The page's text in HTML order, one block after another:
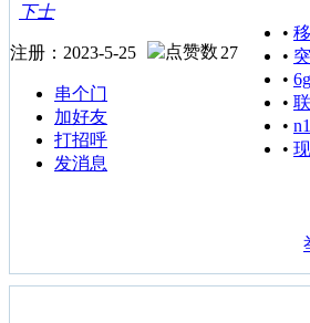
下士
注册：2023-5-25 27
串个门
加好友
打招呼
发消息
•
•
•
•
•
•